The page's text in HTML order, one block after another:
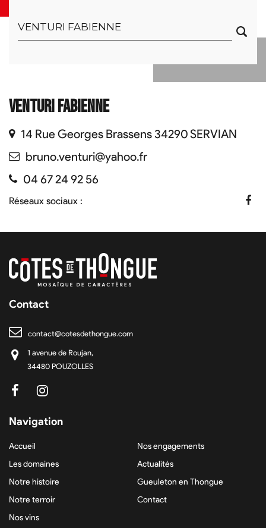
VENTURI FABIENNE
14 Rue Georges Brassens 34290 SERVIAN
bruno.venturi@yahoo.fr
04 67 24 92 56
Réseaux sociaux :
Contact
contact@cotesdethongue.com
1 avenue de Roujan,
34480 POUZOLLES
Navigation
Accueil
Les domaines
Notre histoire
Notre terroir
Nos vins
Nos engagements
Actualités
Gueuleton en Thongue
Contact